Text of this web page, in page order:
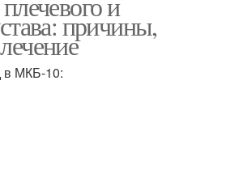
причины,
в МКБ-10: